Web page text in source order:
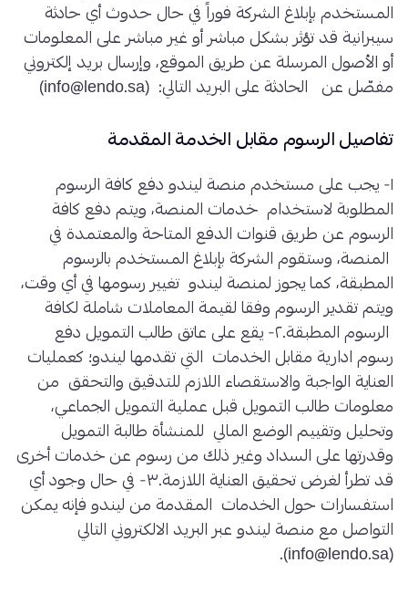
المستخدم بإبلاغ الشركة فوراً في حال حدوث أي حادثة
سيبرانية قد تؤثر بشكل مباشر أو غير مباشر على المعلومات
أو الأصول المرسلة عن طريق الموقع، وإرسال بريد إلكتروني
مفصّل عن الحادثة على البريد التالي: (info@lendo.sa)
تفاصيل الرسوم مقابل الخدمة المقدمة
١- يجب على مستخدم منصة ليندو دفع كافة الرسوم
المطلوبة لاستخدام خدمات المنصة، ويتم دفع كافة
الرسوم عن طريق قنوات الدفع المتاحة والمعتمدة في
المنصة، وستقوم الشركة بإبلاغ المستخدم بالرسوم
المطبقة، كما يجوز لمنصة ليندو تغيير رسومها في أي وقت،
ويتم تقدير الرسوم وفقا لقيمة المعاملات شاملة لكافة
الرسوم المطبقة.٢- يقع على عاتق طالب التمويل دفع
رسوم ادارية مقابل الخدمات التي تقدمها ليندو؛ كعمليات
العناية الواجبة والاستقصاء اللازم للتدقيق والتحقق من
معلومات طالب التمويل قبل عملية التمويل الجماعي،
وتحليل وتقييم الوضع المالي للمنشأة طالبة التمويل
وقدرتها على السداد وغير ذلك من رسوم عن خدمات أخرى
قد تطرأ لغرض تحقيق العناية اللازمة.٣- في حال وجود أي
استفسارات حول الخدمات المقدمة من ليندو فإنه يمكن
التواصل مع منصة ليندو عبر البريد الالكتروني التالي
(info@lendo.sa).